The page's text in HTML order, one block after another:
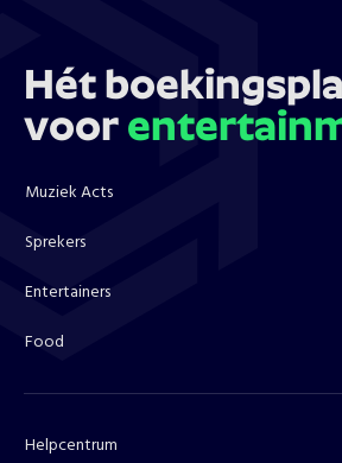
Hét
voor
Muziek Acts
Sprekers
Entertainers
Food
Helpcentrum